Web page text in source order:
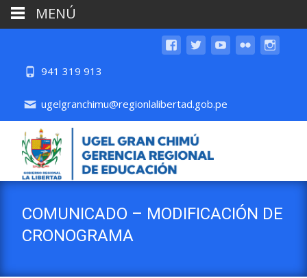
941 319 913
ugelgranchimu@regionlalibertad.gob.pe
COMUNICADO – MODIFICACIÓN DE
CRONOGRAMA
MENÚ